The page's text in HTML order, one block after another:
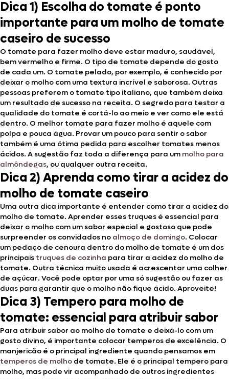
Dica 1) Escolha do tomate é ponto
importante para um molho de tomate
caseiro de sucesso
O tomate para fazer molho deve estar maduro, saudável,
bem vermelho e firme. O tipo de tomate depende do gosto
de cada um. O tomate pelado, por exemplo, é conhecido por
deixar o molho com uma textura incrível e saborosa. Outras
pessoas preferem o tomate tipo italiano, que também deixa
um resultado de sucesso na receita. O segredo para testar a
qualidade do tomate é cortá-lo ao meio e ver como ele está
dentro. O melhor tomate para fazer molho é aquele com
polpa e pouca água. Provar um pouco para sentir o sabor
também é uma ótima pedida para escolher tomates menos
ácidos. A sugestão faz toda a diferença para um molho para
almôndegas, ou qualquer outra receita.
Dica 2) Aprenda como tirar a acidez do
molho de tomate caseiro
Uma outra dica importante é entender como tirar a acidez do
molho de tomate. Aprender esses truques é essencial para
deixar o molho com um sabor especial e gostoso que pode
surpreender os convidados no almoço de domingo. Colocar
um pedaço de cenoura dentro do molho de tomate é um dos
principais truques de cozinha para tirar a acidez do molho de
tomate. Outra técnica muito usada é acrescentar uma colher
de açúcar. Você pode optar por uma só sugestão ou fazer as
duas para garantir que o molho não fique ácido. Aproveite!
Dica 3) Tempero para molho de
tomate: essencial para atribuir sabor
Para atribuir sabor ao molho de tomate e deixá-lo com um
gosto divino, é importante colocar temperos de excelência. O
manjericão é o principal ingrediente quando pensamos em
temperos de molho de tomate. Ele é o principal tempero para
molho, mas pode vir acompanhado de outros ingredientes